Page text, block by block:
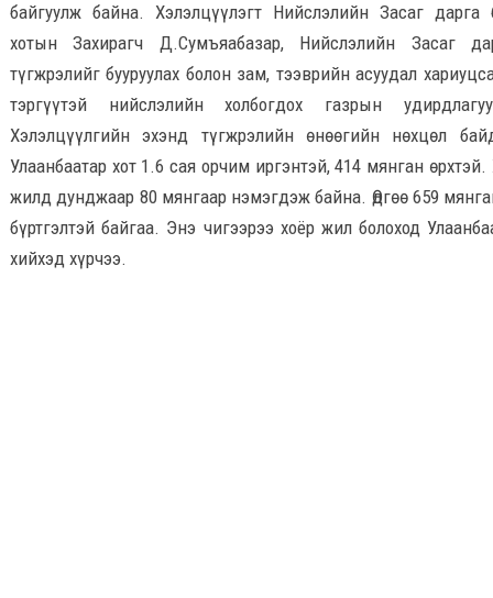
байгуулж байна. Хэлэлцүүлэгт Нийслэлийн Засаг дарга
хотын Захирагч Д.Сумъяабазар, Нийслэлийн Засаг
түгжрэлийг бууруулах болон зам, тээврийн асуудал
тэргүүтэй нийслэлийн холбогдох газрын
Хэлэлцүүлгийн эхэнд түгжрэлийн өнөөгийн нөхцөл
Улаанбаатар хот 1.6 сая орчим иргэнтэй, 414 мянган
жилд дунджаар 80 мянгаар нэмэгдэж байна. Өдгөө 659
бүртгэлтэй байгаа. Энэ чигээрээ хоёр жил болоход
хийхэд хүрчээ.